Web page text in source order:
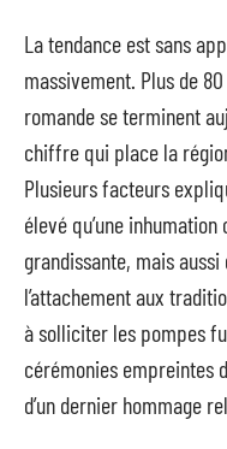
La tendance est sans
massivement. Plus de
romande se terminent
chiffre qui place la
Plusieurs facteurs
élevé qu’une
grandissante, mais
l’attachement aux
à solliciter les pompes
cérémonies empreintes
d’un dernier hommage